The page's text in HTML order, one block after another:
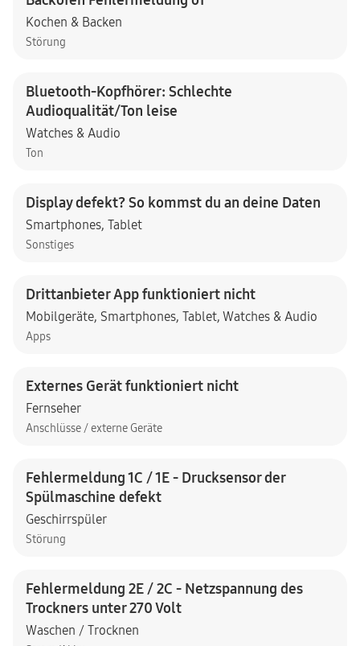
Kochen & Backen
Störung
Bluetooth-Kopfhörer: Schlechte
Audioqualität/Ton leise
Watches & Audio
Ton
Display defekt? So kommst du an deine Daten
Smartphones, Tablet
Sonstiges
Drittanbieter App funktioniert nicht
Mobilgeräte, Smartphones, Tablet, Watches & Audio
Apps
Externes Gerät funktioniert nicht
Fernseher
Anschlüsse / externe Geräte
Fehlermeldung 1C / 1E - Drucksensor der
Spülmaschine defekt
Geschirrspüler
Störung
Fehlermeldung 2E / 2C - Netzspannung des
Trockners unter 270 Volt
Waschen / Trocknen